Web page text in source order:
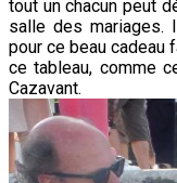
tout un chacun peut
salle des mariages.
pour ce beau cadeau
ce tableau, comme
Cazavant.